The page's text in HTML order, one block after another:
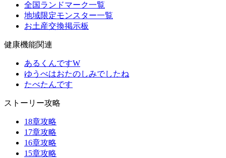
全国ランドマーク一覧
地域限定モンスター一覧
お土産交換掲示板
健康機能関連
あるくんですW
ゆうべはおたのしみでしたね
たべたんです
ストーリー攻略
18章攻略
17章攻略
16章攻略
15章攻略